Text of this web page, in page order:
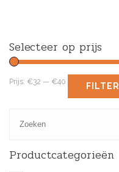
Selecteer op prijs
FILTER
Prijs: €32 — €40
Productcategorieën